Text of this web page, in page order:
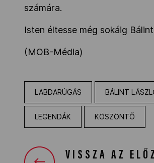
számára.
Isten éltesse még sokáig
(MOB-Média)
LABDARÚGÁS BÁLINT
LEGENDÁK KÖSZÖNTŐ
VISSZA AZ